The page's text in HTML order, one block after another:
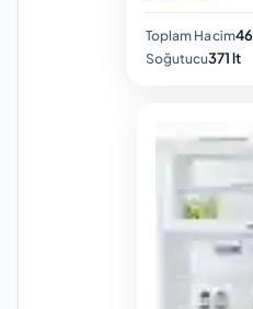
Toplam Hacim
Soğutucu371 lt